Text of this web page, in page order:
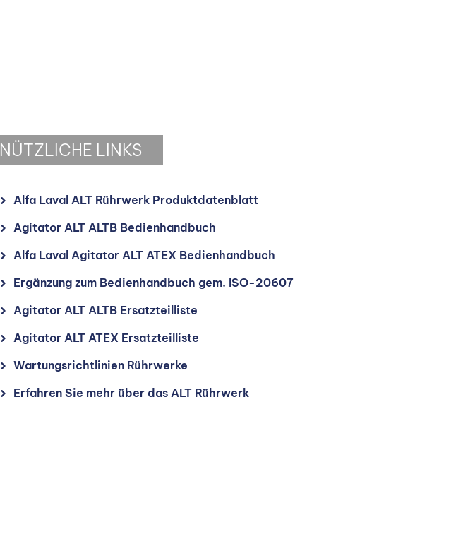
NÜTZLICHE LINKS
Alfa Laval ALT Rührwerk Produktdatenblatt
Agitator ALT ALTB Bedienhandbuch
Alfa Laval Agitator ALT ATEX Bedienhandbuch
Ergänzung zum Bedienhandbuch gem. ISO-20607
Agitator ALT ALTB Ersatzteilliste
Agitator ALT ATEX Ersatzteilliste
Wartungsrichtlinien Rührwerke
Erfahren Sie mehr über das ALT Rührwerk